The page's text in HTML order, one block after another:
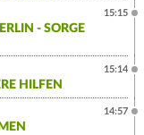
- SORGE
15:15
HILFEN
15:14
14:57